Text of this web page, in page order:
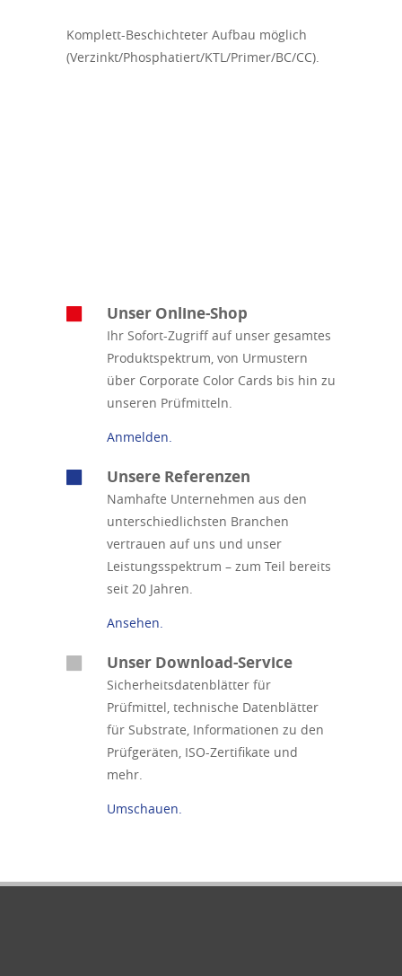
Komplett-Beschichteter Aufbau möglich
(Verzinkt/Phosphatiert/KTL/Primer/BC/CC).
Unser Online-Shop
Ihr Sofort-Zugriff auf unser gesamtes
Produktspektrum, von Urmustern
über Corporate Color Cards bis hin zu
unseren Prüfmitteln.
Anmelden.
Unsere Referenzen
Namhafte Unternehmen aus den
unterschiedlichsten Branchen
vertrauen auf uns und unser
Leistungsspektrum – zum Teil bereits
seit 20 Jahren.
Ansehen.
Unser Download-Service
Sicherheitsdatenblätter für
Prüfmittel, technische Datenblätter
für Substrate, Informationen zu den
Prüfgeräten, ISO-Zertifikate und
mehr.
Umschauen.